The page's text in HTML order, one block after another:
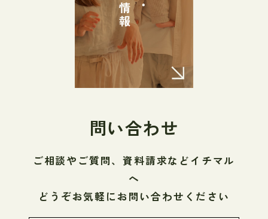
問い合わせ
ご相談やご質問、資料請求などイチマル
へ
どうぞお気軽にお問い合わせください